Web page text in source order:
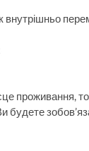
внутрішньо
проживання,
будете